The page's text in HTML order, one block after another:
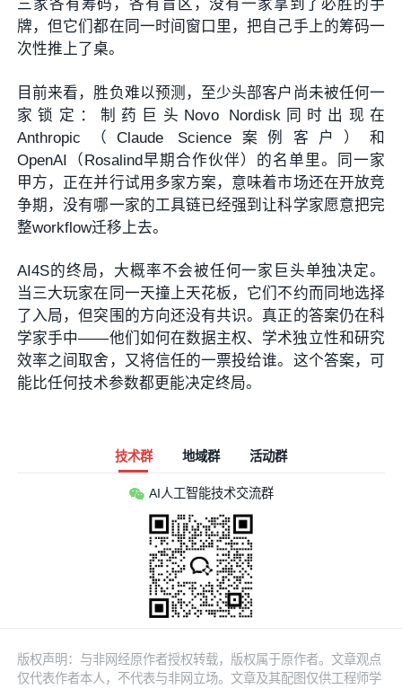
三家各有筹码，各有盲区，没有一家拿到了必胜的手
牌，但它们都在同一时间窗口里，把自己手上的筹码一
次性推上了桌。
目前来看，胜负难以预测，至少头部客户尚未被任何一
家锁定：制药巨头Novo Nordisk同时出现在
Anthropic（Claude Science案例客户）和
OpenAI（Rosalind早期合作伙伴）的名单里。同一家
甲方，正在并行试用多家方案，意味着市场还在开放竞
争期，没有哪一家的工具链已经强到让科学家愿意把完
整workflow迁移上去。
AI4S的终局，大概率不会被任何一家巨头单独决定。
当三大玩家在同一天撞上天花板，它们不约而同地选择
了入局，但突围的方向还没有共识。真正的答案仍在科
学家手中——他们如何在数据主权、学术独立性和研究
效率之间取舍，又将信任的一票投给谁。这个答案，可
能比任何技术参数都更能决定终局。
技术群 地域群 活动群
AI人工智能技术交流群
版权声明：与非网经原作者授权转载，版权属于原作者。文章观点
仅代表作者本人，不代表与非网立场。文章及其配图仅供工程师学